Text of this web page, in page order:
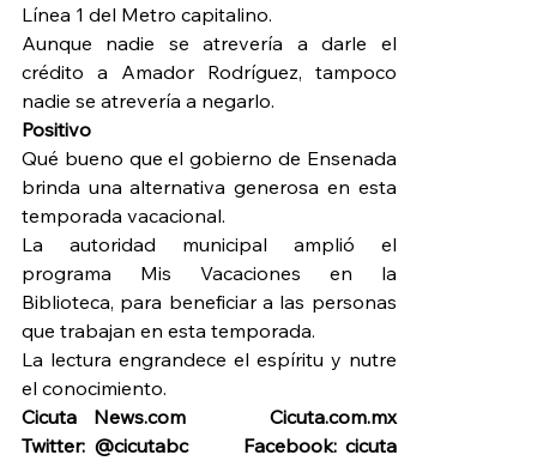
Línea 1 del Metro capitalino.
Aunque nadie se atrevería a darle el
crédito a Amador Rodríguez, tampoco
nadie se atrevería a negarlo.
Positivo
Qué bueno que el gobierno de Ensenada
brinda una alternativa generosa en esta
temporada vacacional.
La autoridad municipal amplió el
programa Mis Vacaciones en la
Biblioteca, para beneficiar a las personas
que trabajan en esta temporada.
La lectura engrandece el espíritu y nutre
el conocimiento.
Cicuta News.com     Cicuta.com.mx
Twitter: @cicutabc       Facebook: cicuta